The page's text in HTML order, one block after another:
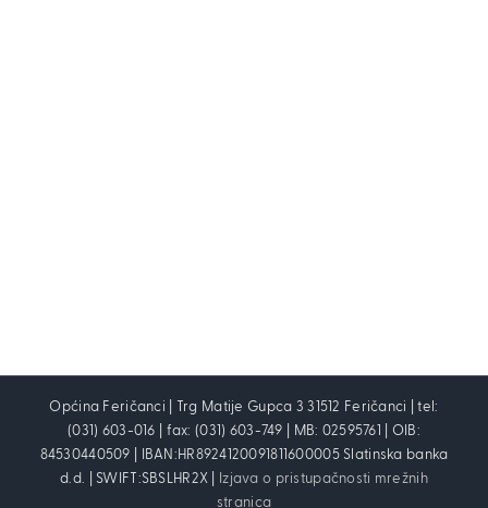
Općina Feričanci | Trg Matije Gupca 3 31512 Feričanci | tel:
(031) 603-016 | fax: (031) 603-749 | MB: 02595761 | OIB:
84530440509 | IBAN:HR8924120091811600005 Slatinska banka
d.d. | SWIFT:SBSLHR2X |
Izjava o pristupačnosti mrežnih
stranica